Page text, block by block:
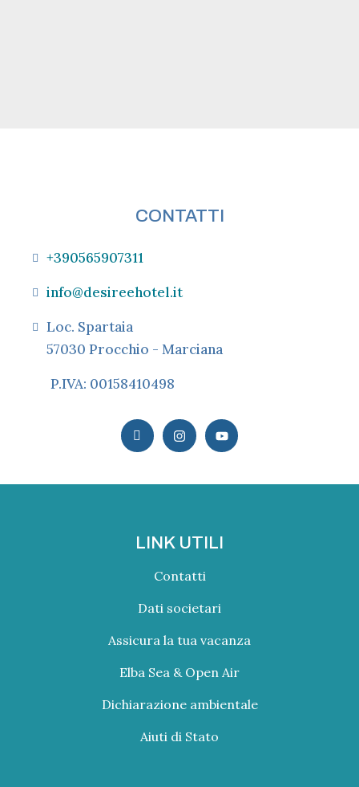
CONTATTI
+390565907311
info@desireehotel.it
Loc. Spartaia
57030 Procchio - Marciana
P.IVA: 00158410498
LINK UTILI
Contatti
Dati societari
Assicura la tua vacanza
Elba Sea & Open Air
Dichiarazione ambientale
Aiuti di Stato